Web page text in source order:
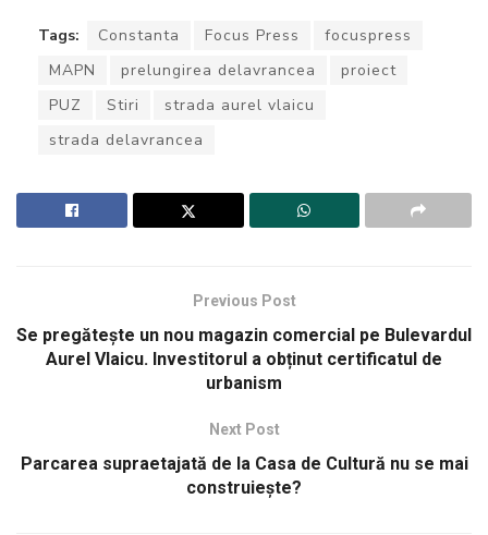
Tags: Constanta Focus Press
focuspress
MAPN
prelungirea delavrancea
proiect
PUZ
Stiri
strada aurel vlaicu
strada delavrancea
Previous Post
Se pregătește un nou magazin comercial pe Bulevardul
Aurel Vlaicu. Investitorul a obținut certificatul de
urbanism
Next Post
Parcarea supraetajată de la Casa de Cultură nu se mai
construiește?